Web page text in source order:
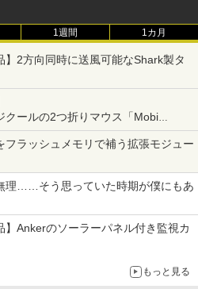
蔵 保護カバー付き 軽量 薄型 Type
HDMI 在宅 テレワーク simplus
ラス SP-MBM156 【送料無料】
1週間 1カ月
】2方向同時に送風可能なShark製タ
クールの2つ折りマウス「Mobi
ックとは？
フラッシュメモリで補う拡張モジュー
理……そう思っていた時期が僕にもあ
】Ankerのソーラーパネル付き監視カ
もっと見る